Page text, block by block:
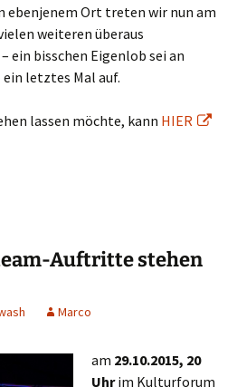
ebenjenem Ort treten wir nun am
weiteren überaus
bisschen Eigenlob sei an
letztes Mal auf.
lassen möchte, kann HIER
Auftritte stehen
Marco
am 29.10.2015, 20
Uhrim Kulturforum